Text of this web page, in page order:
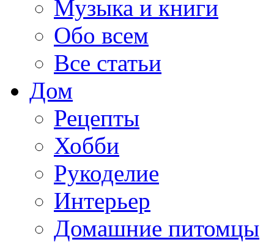
Музыка и книги
Обо всем
Все статьи
Дом
Рецепты
Хобби
Рукоделие
Интерьер
Домашние питомцы